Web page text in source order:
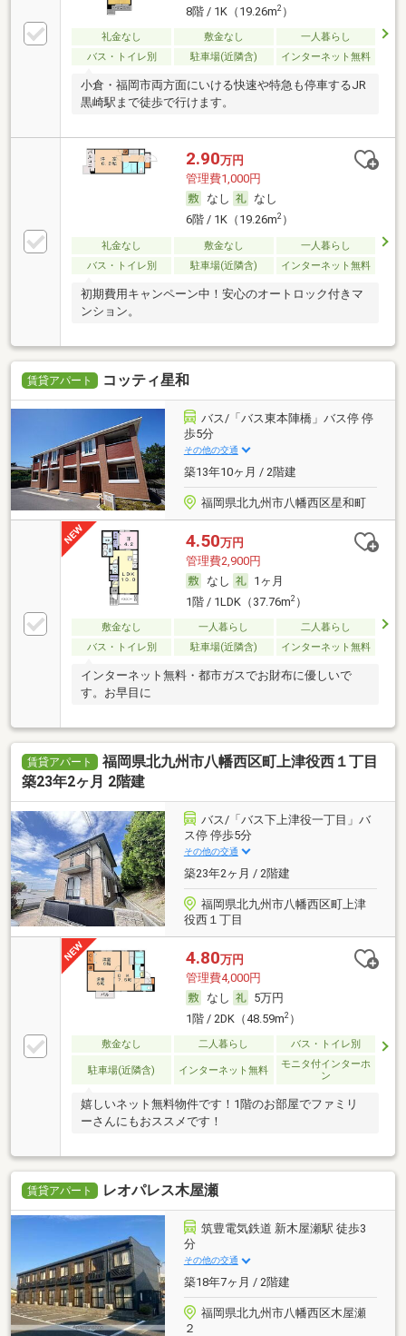
8階 / 1K（19.26m2）
礼金なし 敷金なし
一人暮らし
バス・トイレ別
駐車場(近隣含) インターネット無料
小倉・福岡市両方面にいける快速や特急も停車するJR
黒崎駅まで徒歩で行けます。
2.90万円
管理費1,000円
なし
なし
6階 / 1K（19.26m2）
礼金なし 敷金なし
一人暮らし
バス・トイレ別
駐車場(近隣含) インターネット無料
初期費用キャンペーン中！安心のオートロック付きマ
ンション。
賃貸アパート コッティ星和
バス/「バス東本陣橋」バス停 停
歩5分
その他の交通
築13年10ヶ月 / 2階建
福岡県北九州市八幡西区星和町
4.50万円
管理費2,900円
なし
1ヶ月
1階 / 1LDK（37.76m2）
敷金なし 一人暮らし
二人暮らし
バス・トイレ別
駐車場(近隣含) インターネット無料
インターネット無料・都市ガスでお財布に優しいで
す。お早目に
賃貸アパート
福岡県北九州市八幡西区町上津役西１丁目
築23年2ヶ月 2階建
バス/「バス下上津役一丁目」バ
ス停 停歩5分
その他の交通
築23年2ヶ月 / 2階建
福岡県北九州市八幡西区町上津
役西１丁目
4.80万円
管理費4,000円
なし
5万円
1階 / 2DK（48.59m2）
敷金なし 二人暮らし バス・トイレ別
駐車場(近隣含) インターネット無料
モニタ付インターホ
ン
嬉しいネット無料物件です！1階のお部屋でファミリ
ーさんにもおススメです！
賃貸アパート レオパレス木屋瀬
筑豊電気鉄道 新木屋瀬駅 徒歩3
分
その他の交通
築18年7ヶ月 / 2階建
福岡県北九州市八幡西区木屋瀬
２